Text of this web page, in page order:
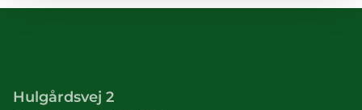
Hulgårdsvej 2